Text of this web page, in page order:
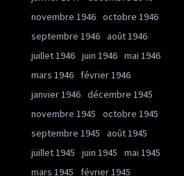
novembre 1946 octobre 1946
septembre 1946 août 1946
juillet 1946 juin 1946 mai 1946
mars 1946
février 1946
janvier 1946 décembre 1945
novembre 1945
octobre 1945
septembre 1945
août 1945
juillet 1945
juin 1945
mai 1945
mars 1945
février 1945